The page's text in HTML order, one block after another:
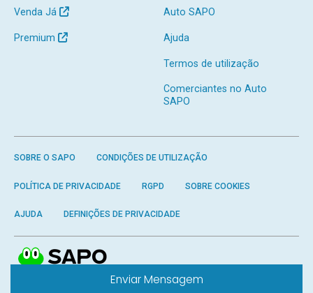
Enviar Mensagem
Venda Já
Premium
Auto SAPO
Ajuda
Termos de utilização
Comerciantes no Auto
SAPO
SOBRE O SAPO CONDIÇÕES DE UTILIZAÇÃO
POLÍTICA DE PRIVACIDADE RGPD SOBRE COOKIES
AJUDA DEFINIÇÕES DE PRIVACIDADE
SAPO- Todos os direitos reservados.